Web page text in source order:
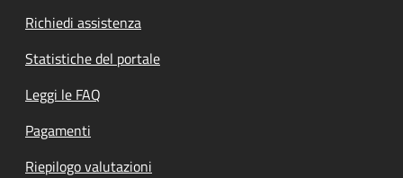
Richiedi assistenza
Statistiche del portale
Leggi le FAQ
Pagamenti
Riepilogo valutazioni